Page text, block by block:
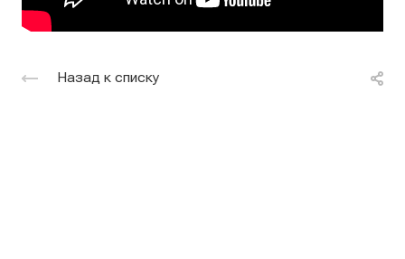
Назад к списку